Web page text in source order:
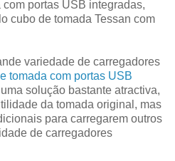
portas USB integradas,
cubo de tomada Tessan com
variedade de carregadores
tomada com portas USB
solução bastante atractiva,
da tomada original, mas
para carregarem outros
de carregadores